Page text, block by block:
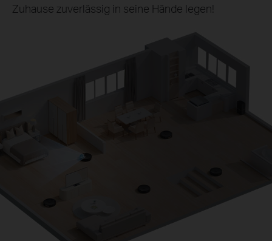
Zuhause zuverlässig in seine Hände legen!